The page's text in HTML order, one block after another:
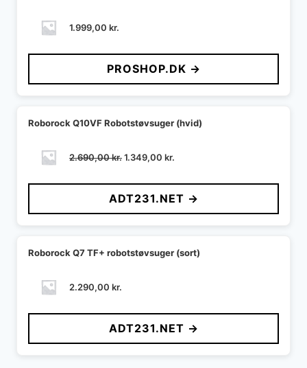
1.999,00 kr.
PROSHOP.DK →
Roborock Q10VF Robotstøvsuger (hvid)
2.690,00kr.Den
pris
var:
2.690,00 kr..
1.349,00 kr.
pris
er:
1.349,00 kr..
ADT231.NET →
Roborock Q7 TF+ robotstøvsuger (sort)
2.290,00 kr.
ADT231.NET →